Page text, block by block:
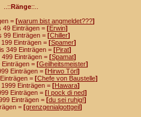
..::Ränge::..
= [warum bist angmeldet???]
49 Einträgen = [Erwin]
99 Einträgen = [Chiller]
Einträgen = [Spamer]
349 Einträgen = [Pirat]
Einträgen = [Spamat]
= [Geilheitsmeister]
Einträgen = [Hirwo Törl]
= [Chefe von Baustelle]
Einträgen = [Hawara]
Einträgen = [I pock di ned]
Einträgen = [du sei ruhig!]
= [grenzgenialgottgeil]